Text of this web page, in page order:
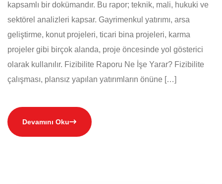
kapsamlı bir dokümandır. Bu rapor; teknik, mali, hukuki ve
sektörel analizleri kapsar. Gayrimenkul yatırımı, arsa
geliştirme, konut projeleri, ticari bina projeleri, karma
projeler gibi birçok alanda, proje öncesinde yol gösterici
olarak kullanılır. Fizibilite Raporu Ne İşe Yarar? Fizibilite
çalışması, plansız yapılan yatırımların önüne […]
Devamını Oku